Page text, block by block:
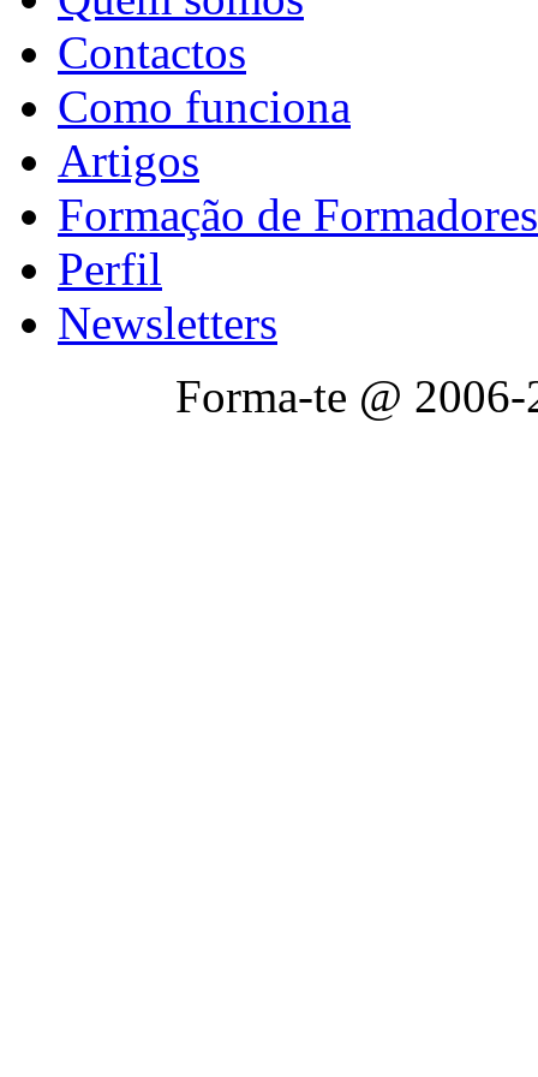
Contactos
Como funciona
Artigos
Formação de Formadores
Perfil
Newsletters
Forma-te @